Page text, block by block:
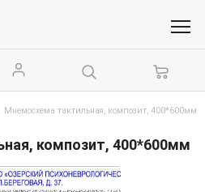
Мнемосхема тактильная, композит, 400*600мм
композит, 400*600мм